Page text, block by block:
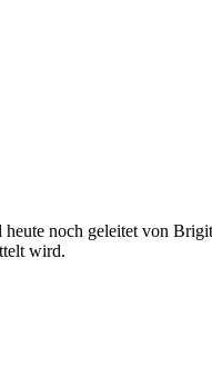
noch geleitet von
wird.